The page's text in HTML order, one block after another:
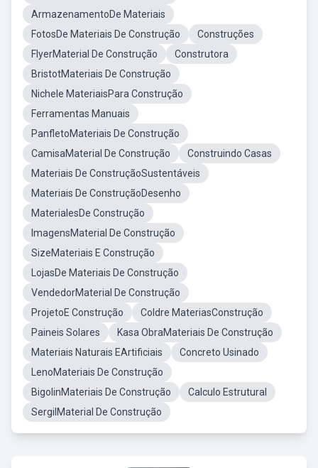
ArmazenamentoDe Materiais
FotosDe Materiais De Construção
Construções
FlyerMaterial De Construção
Construtora
BristotMateriais De Construção
Nichele MateriaisPara Construção
Ferramentas Manuais
PanfletoMateriais De Construção
CamisaMaterial De Construção
Construindo Casas
Materiais De ConstruçãoSustentáveis
Materiais De ConstruçãoDesenho
MaterialesDe Construção
ImagensMaterial De Construção
SizeMateriais E Construção
LojasDe Materiais De Construção
VendedorMaterial De Construção
ProjetoE Construção
Coldre MateriasConstrução
Paineis Solares
Kasa ObraMateriais De Construção
Materiais Naturais EArtificiais
Concreto Usinado
LenoMateriais De Construção
BigolinMateriais De Construção
Calculo Estrutural
SergilMaterial De Construção